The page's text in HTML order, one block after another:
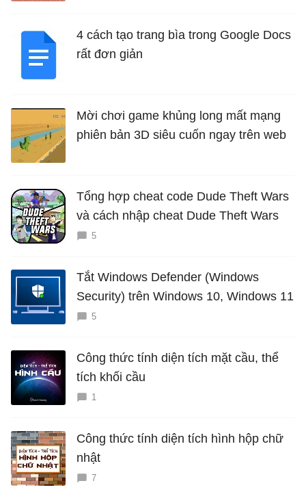
4 cách tạo trang bìa trong Google Docs
rất đơn giản
Mời chơi game khủng long mất mạng
phiên bản 3D siêu cuốn ngay trên web
Tổng hợp cheat code Dude Theft Wars
và cách nhập cheat Dude Theft Wars
5
Tắt Windows Defender (Windows
Security) trên Windows 10, Windows 11
5
Công thức tính diện tích mặt cầu, thể
tích khối cầu
1
Công thức tính diện tích hình hộp chữ
nhật
7